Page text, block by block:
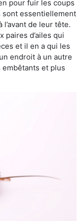
pour fuir les coups
sont essentiellement
de leur tête.
paires d’ailes qui
et il en a qui les
endroit à un autre
et plus